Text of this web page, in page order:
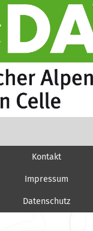
Kontakt
Impressum
Datenschutz